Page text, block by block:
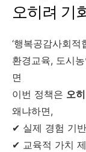
오히려 기
‘행복공감사회적
환경교육, 도시
면
이번 정책은 오
왜냐하면,
✔ 실제 경험 기반
✔ 교육적 가치